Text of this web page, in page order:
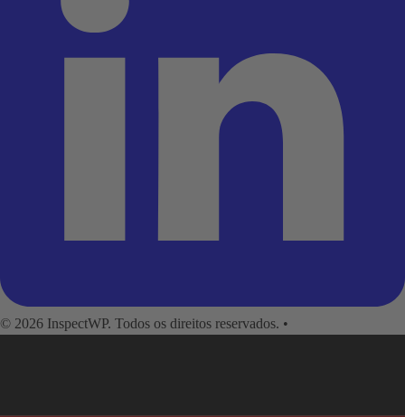
© 2026 InspectWP. Todos os direitos reservados. •